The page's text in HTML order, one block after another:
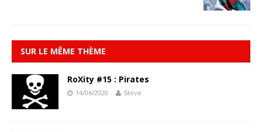
SUR LE MÊME THÈME
RoXity #15 : Pirates
14/06/2020 Steve